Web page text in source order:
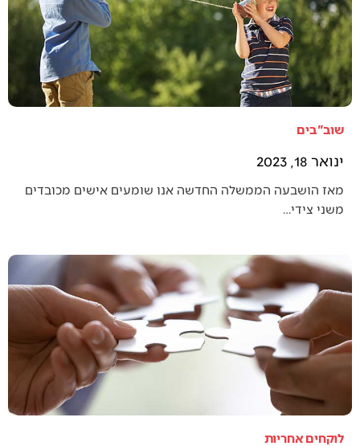
שוב"בים
ינואר 18, 2023
מאז הושבעה הממשלה החדשה אנו שומעים אישים מכובדים
משני צידי…
לוקחים אחריות